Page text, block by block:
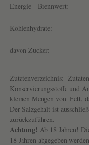
Energie - Brennwert:
Kohlenhydrate:
davon Zucker:
Zutatenverzeichnis:
Konservierungsstoffe und
kleinen Mengen von: Fett,
Der Salzgehalt ist
zurückzuführen.
Achtung! Ab 18 Jahren!
18 Jahren abgegeben